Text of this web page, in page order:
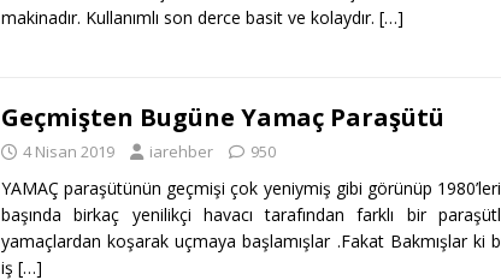
makinadır. Kullanımlı son derce basit ve kolaydır. […]
Geçmişten Bugüne Yamaç Paraşütü
4 Nisan 2019 iarehber 950
YAMAÇ paraşütünün geçmişi çok yeniymiş gibi görünüp
başında birkaç yenilikçi havacı tarafından farklı bir
yamaçlardan koşarak uçmaya başlamışlar .Fakat Bakmışlar ki
iş […]